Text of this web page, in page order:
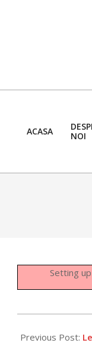
ACASA
NOI
Setting
05-
Previous Post: